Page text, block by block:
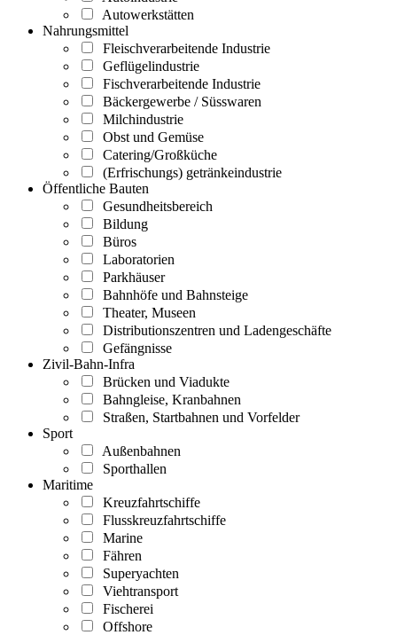
Autowerkstätten
Nahrungsmittel
Fleischverarbeitende Industrie
Geflügelindustrie
Fischverarbeitende Industrie
Bäckergewerbe / Süsswaren
Milchindustrie
Obst und Gemüse
Catering/Großküche
(Erfrischungs) getränkeindustrie
Öffentliche Bauten
Gesundheitsbereich
Bildung
Büros
Laboratorien
Parkhäuser
Bahnhöfe und Bahnsteige
Theater, Museen
Distributionszentren und Ladengeschäfte
Gefängnisse
Zivil-Bahn-Infra
Brücken und Viadukte
Bahngleise, Kranbahnen
Straßen, Startbahnen und Vorfelder
Sport
Außenbahnen
Sporthallen
Maritime
Kreuzfahrtschiffe
Flusskreuzfahrtschiffe
Marine
Fähren
Superyachten
Viehtransport
Fischerei
Offshore